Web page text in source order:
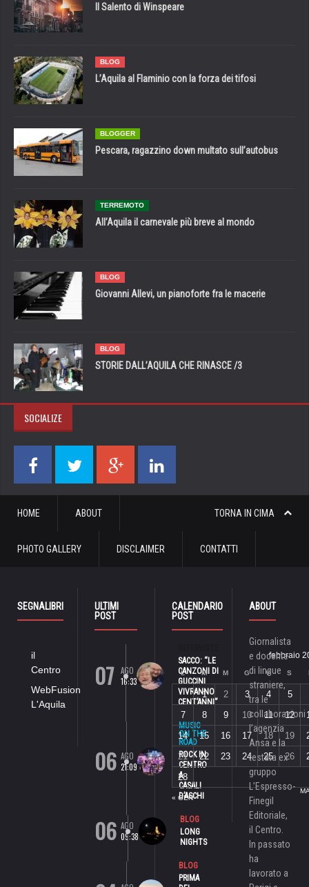
Il Salento di Winspeare
BLOG
L’Aquila al Flaminio con la forza dei tifosi
BLOGGER
Pescara, ragazzino down multato sull’autobus
TERREMOTO
All’Aquila il carnevale più breve al mondo
BLOG
Giovanni Allevi, un pianoforte fra le macerie
BLOG
STORIE DALL’AQUILA CHE RINASCE /3
SOCIALIZE
TORNA IN CIMA
HOME ABOUT
PHOTO GALLERY DISCLAIMER CONTATTI
SEGNALIBRI
il
Centro
WebFusion
L'Aquila
ULTIMI
POST
07
AGO
16:33
SACCO: “LE
CANZONI DI
GUCCINI
VIVRANNO
CENT’ANNI”
06 AGO
21:09
MUSIC
ON THE
ROAD
ROCK IN
CENTRO
A
CASALI
D’ASCHI
06 AGO
09:38
BLOG
LONG
NIGHTS
BLOG
PRIMA
CALENDARIO
POST
febbraio
L M M G V S
« GEN
1 2 3 4 5
7
8 9 10 11 12
14
15 16 17 18 19
21
22 23 24 25 26
28
ABOUT
Giornalista
e docente
di lingue
straniere,
tra le
collaborazioni
l’agenzia
Ansa e la
testata ex
gruppo
L’Espresso-
Finegil
Editoriale,
il Centro.
In passato
ha
lavorato a